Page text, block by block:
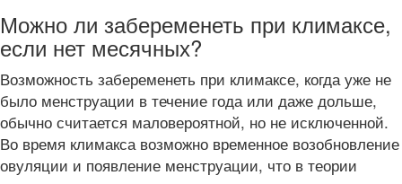
Можно ли забеременеть при климаксе,
если нет месячных?
Возможность забеременеть при климаксе, когда уже не
было менструации в течение года или даже дольше,
обычно считается маловероятной, но не исключенной.
Во время климакса возможно временное возобновление
овуляции и появление менструации, что в теории